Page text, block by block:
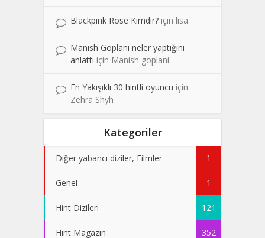
Blackpink Rose Kimdir? için lisa
Manish Goplani neler yaptığını
anlattı için Manish goplani
En Yakışıklı 30 hintli oyuncu için
Zehra Shyh
Kategoriler
Diğer yabancı diziler, Filmler 1
Genel 1
Hint Dizileri 121
Hint Magazin 352